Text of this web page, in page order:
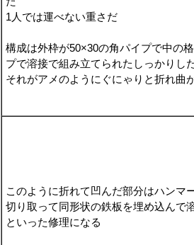
1人では運べない重さだ
構成は外枠が50×30の角パイプで中の
プで溶接で組み立てられたしっかりし
それがアメのようにぐにゃりと折れ曲
このように折れて凹んだ部分はハンマ
切り取って同形状の鉄板を埋め込んで
といった修理になる